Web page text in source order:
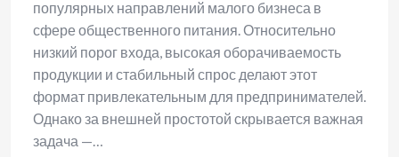
популярных направлений малого бизнеса в
сфере общественного питания. Относительно
низкий порог входа, высокая оборачиваемость
продукции и стабильный спрос делают этот
формат привлекательным для предпринимателей.
Однако за внешней простотой скрывается важная
задача —…